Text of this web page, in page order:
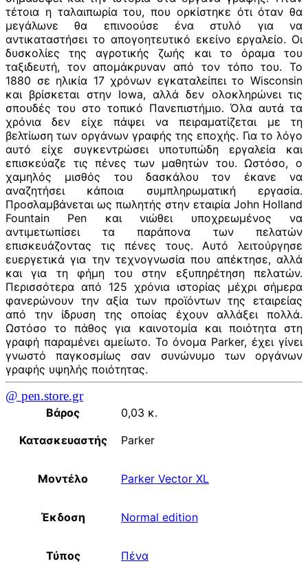
τέτοια η ταλαιπωρία του, που ορκίστηκε ότι όταν θα
μεγάλωνε θα επινοούσε ένα στυλό για να
αντικαταστήσει το απογοητευτικό εκείνο εργαλείο. Οι
δυσκολίες της αγροτικής ζωής και το όραμα του
ταξιδευτή, τον απομάκρυναν από τον τόπο του. Το
1880 σε ηλικία 17 χρόνων εγκαταλείπει το Wisconsin
και βρίσκεται στην Iowa, αλλά δεν ολοκληρώνει τις
σπουδές του στο τοπικό Πανεπιστήμιο. Όλα αυτά τα
χρόνια δεν είχε πάψει να πειραματίζεται με τη
βελτίωση των οργάνων γραφής της εποχής. Για το λόγο
αυτό είχε συγκεντρώσει υποτυπώδη εργαλεία και
επισκεύαζε τις πένες των μαθητών του. Ωστόσο, ο
χαμηλός μισθός του δασκάλου τον έκανε να
αναζητήσει κάποια συμπληρωματική εργασία.
Προσλαμβάνεται ως πωλητής στην εταιρία John Holland
Fountain Pen και νιώθει υποχρεωμένος να
αντιμετωπίσει τα παράπονα των πελατών
επισκευάζοντας τις πένες τους. Αυτό λειτούργησε
ευεργετικά για την τεχνογνωσία που απέκτησε, αλλά
και για τη φήμη του στην εξυπηρέτηση πελατών.
Περισσότερα από 125 χρόνια ιστορίας μέχρι σήμερα
φανερώνουν την αξία των προϊόντων της εταιρείας
από την ίδρυση της οποίας έχουν αλλάξει πολλά.
Ωστόσο το πάθος για καινοτομία και ποιότητα στη
γραφή παραμένει αμείωτο. Το όνομα Parker, έχει γίνει
γνωστό παγκοσμίως σαν συνώνυμο των οργάνων
γραφής υψηλής ποιότητας.
@ pen.store.gr
Βάρος
0,03 κ.
Κατασκευαστής
Parker
Μοντέλο Parker Vector XL
Έκδοση Normal edition
Τύπος Πένα